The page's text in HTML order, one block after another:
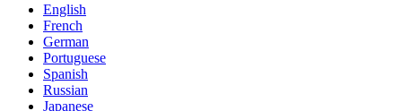
English
French
German
Portuguese
Spanish
Russian
Japanese